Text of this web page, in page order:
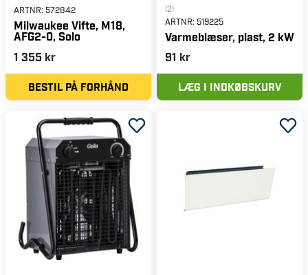
ARTNR: 572842
Milwaukee Vifte, M18,
AFG2-0, Solo
1 355 kr
BESTIL PÅ FORHÅND
(2)
ARTNR: 519225
Varmeblæser, plast, 2 kW
91 kr
LÆG I INDKØBSKURV